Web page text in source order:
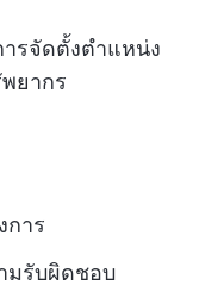
ารจัดตั้งตำแหน่ง
ยากร
การ
มรับผิดชอบ